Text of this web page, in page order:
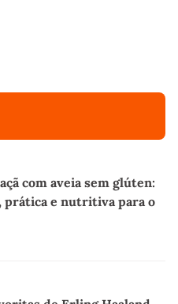
com aveia sem glúten:
prática e nutritiva para o